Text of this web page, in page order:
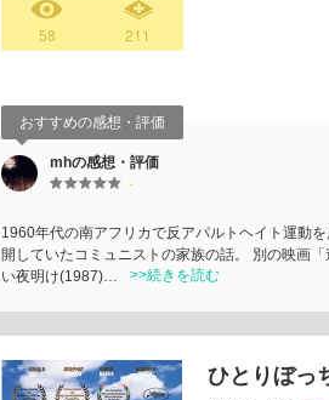
58 211
おすすめの感想・評価
mhの感想・評価
-
1960年代の南アフリカで反アパルトヘイト運動を
開していたコミュニストの家族の話。 別の映画「
い夜明け(1987)…
>>続きを読む
ひとりぼっ